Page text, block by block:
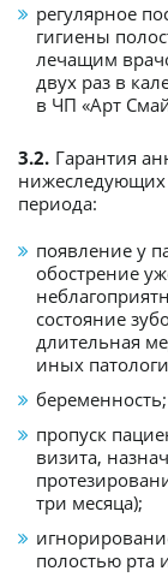
регулярное
гигиены
лечащим
двух раз в
в ЧП «Арт
3.2. Гарантия
нижеследующих
периода:
появление у
обострение
состояние
длительная
иных
беременность;
пропуск
визита,
три месяца);
полостью рта